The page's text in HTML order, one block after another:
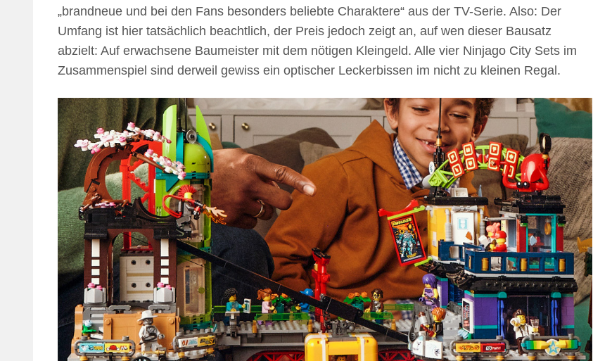
„brandneue und bei den Fans besonders beliebte Charaktere“ aus der TV-Serie. Also: Der
Umfang ist hier tatsächlich beachtlich, der Preis jedoch zeigt an, auf wen dieser Bausatz
abzielt: Auf erwachsene Baumeister mit dem nötigen Kleingeld. Alle vier Ninjago City Sets im
Zusammenspiel sind derweil gewiss ein optischer Leckerbissen im nicht zu kleinen Regal.